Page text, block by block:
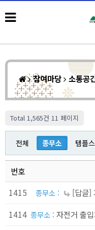
참여마당 소통공
Total 1,565건 11 페이지
전체 종무소 템플
번호
1415
종무소 :
[답글]
1414 종무소 : 자전거 출